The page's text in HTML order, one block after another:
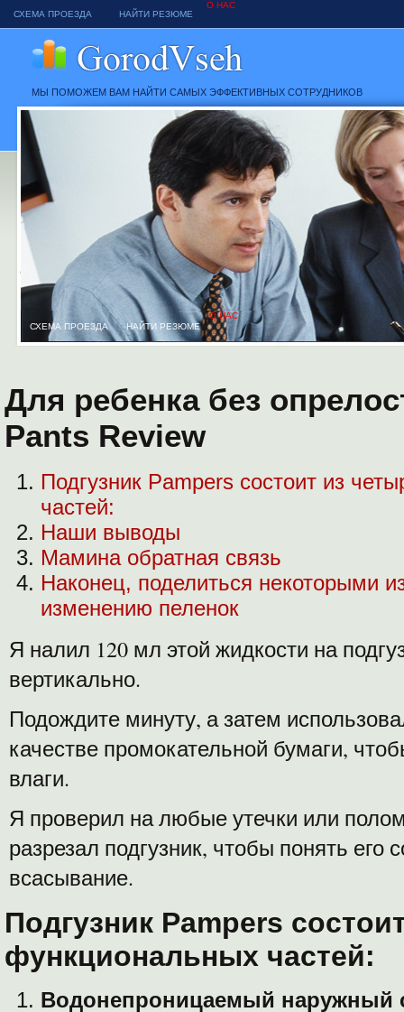
СХЕМА ПРОЕЗДА
О НАС
НАЙТИ РЕЗЮМЕ
МЫ ПОМОЖЕМ ВАМ НАЙТИ САМЫХ ЭФФЕКТИВНЫХ СОТРУДНИКОВ
СХЕМА ПРОЕЗДА
О НАС
НАЙТИ РЕЗЮМЕ
Для ребенка без
Pants Review
Подгузник Pampers состоит из
частей:
Наши выводы
Мамина обратная связь
Наконец, поделиться некоторыми
изменению пеленок
Я налил 120 мл этой жидкости на
вертикально.
Подождите минуту, а затем
качестве промокательной бумаги,
влаги.
Я проверил на любые утечки или
разрезал подгузник, чтобы понять его
всасывание.
Подгузник Pampers
функциональных частей:
Водонепроницаемый наружный